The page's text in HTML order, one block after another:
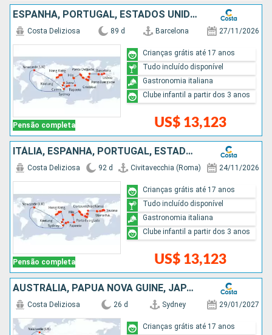
ESPANHA, PORTUGAL, ESTADOS UNIDOS, BAHAMAS, PANAMÁ, COSTA RICA, GUATEMALA, MÉXICO, FRANCIA, FIDJI (ILHAS), NOVA CALEDÔNIA, AUSTRÁLIA, PAPUA NOVA GUINÉ, JAPÃO, TAIWAN, CHINA
Pensão completa
Costa Deliziosa 89 d Barcelona 27/11/2026
US$ 13,123
Crianças grátis até 17 anos
Tudo incluído disponível
Gastronomia italiana
Clube infantil a partir dos 3 anos
ITÁLIA, ESPANHA, PORTUGAL, ESTADOS UNIDOS, BAHAMAS, PANAMÁ, COSTA RICA, GUATEMALA, MÉXICO, FRANCIA, FIDJI (ILHAS), NOVA CALEDÔNIA, AUSTRÁLIA, PAPUA NOVA GUINÉ, JAPÃO, TAIWAN, CHINA
Pensão completa
Costa Deliziosa 92 d Civitavecchia (Roma) 24/11/2026
US$ 13,123
Crianças grátis até 17 anos
Tudo incluído disponível
Gastronomia italiana
Clube infantil a partir dos 3 anos
AUSTRÁLIA, PAPUA NOVA GUINÉ, JAPÃO, TAIWAN, CHINA
Costa Deliziosa 26 d Sydney 29/01/2027
Crianças grátis até 17 anos